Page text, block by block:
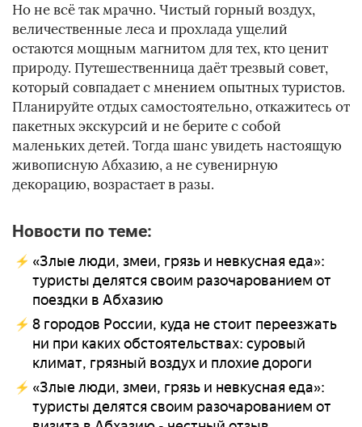
Но не всё так мрачно. Чистый горный воздух,
величественные леса и прохлада ущелий
остаются мощным магнитом для тех, кто ценит
природу. Путешественница даёт трезвый совет,
который совпадает с мнением опытных туристов.
Планируйте отдых самостоятельно, откажитесь от
пакетных экскурсий и не берите с собой
маленьких детей. Тогда шанс увидеть настоящую
живописную Абхазию, а не сувенирную
декорацию, возрастает в разы.
Новости по теме:
«Злые люди, змеи, грязь и невкусная еда»:
туристы делятся своим разочарованием от
поездки в Абхазию
8 городов России, куда не стоит переезжать
ни при каких обстоятельствах: суровый
климат, грязный воздух и плохие дороги
«Злые люди, змеи, грязь и невкусная еда»:
туристы делятся своим разочарованием от